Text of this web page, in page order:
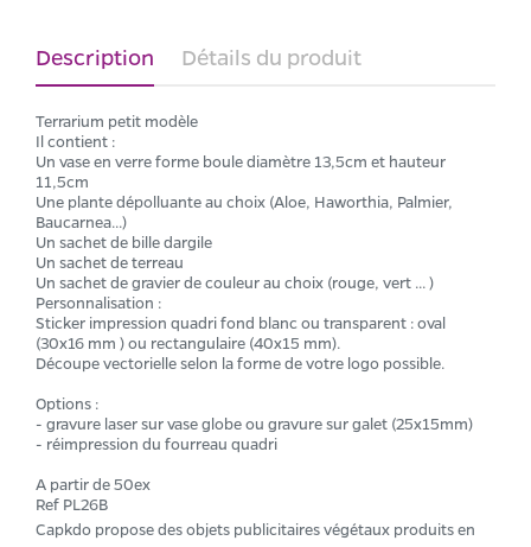
Description Détails du produit
Terrarium petit modèle
Il contient :
Un vase en verre forme boule diamètre 13,5cm et hauteur
11,5cm
Une plante dépolluante au choix (Aloe, Haworthia, Palmier,
Baucarnea...)
Un sachet de bille dargile
Un sachet de terreau
Un sachet de gravier de couleur au choix (rouge, vert ... )
Personnalisation :
Sticker impression quadri fond blanc ou transparent : oval
(30x16 mm ) ou rectangulaire (40x15 mm).
Découpe vectorielle selon la forme de votre logo possible.
Options :
- gravure laser sur vase globe ou gravure sur galet (25x15mm)
- réimpression du fourreau quadri
A partir de 50ex
Ref PL26B
Capkdo propose des objets publicitaires végétaux produits en